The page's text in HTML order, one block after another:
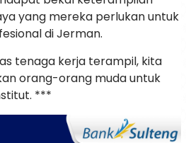
yang mereka perlukan untuk
di Jerman.
tenaga kerja terampil, kita
orang-orang muda untuk
***